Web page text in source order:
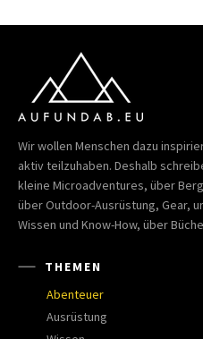
Wir wollen Menschen dazu
aktiv teilzuhaben. Deshalb
kleine Microadventures, über
über Outdoor-Ausrüstung, Gear,
Wissen und Know-How, über
THEMEN
Abenteuer
Ausrüstung